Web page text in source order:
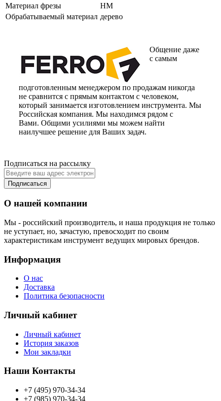
Материал фрезы
HM
Обрабатываемый материал дерево
Общение даже
с самым
подготовленным менеджером по продажам никогда
не сравнится с прямым контактом с человеком,
который занимается изготовлением инструмента. Мы
Российская компания. Мы находимся рядом с
Вами. Общими усилиями мы можем найти
наилучшее решение для Ваших задач.
Подписаться на рассылку
Подписаться
О нашей компании
Мы - российский производитель, и наша продукция не только
не уступает, но, зачастую, превосходит по своим
характеристикам инструмент ведущих мировых брендов.
Информация
О нас
Доставка
Политика безопасности
Личный кабинет
Личный кабинет
История заказов
Мои закладки
Наши Контакты
+7 (495) 970-34-34
+7 (985) 970-34-34